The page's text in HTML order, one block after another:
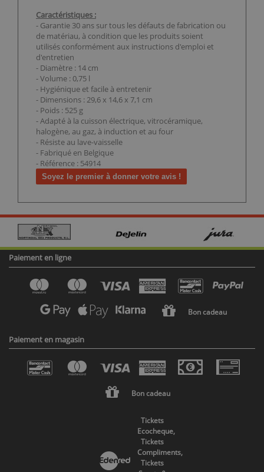
Caractéristiques :
- Garantie 30 ans sur tous les défauts de fabrication ou
de matériau, à condition que les produits soient
utilisés conformément aux instructions d'emploi et
d'entretien
- Diamètre : 14 cm
- Volume : 0,75 l
- Hygiénique et facile à entretenir
- Dimensions : 29,6 x 14,6 x 7,1 cm
- Poids : 525 g
- Adapté à la cuisson électrique, vitrocéramique,
halogène, au gaz, à induction et au four
- Résiste au lave-vaisselle
- Fabriqué en Belgique
- Référence : 54914
Soyez le premier à donner votre avis !
Paiement en ligne
Bon cadeau
Paiement en magasin
Bon cadeau
Tickets
Ecocheque,
Tickets
Compliments,
Tickets